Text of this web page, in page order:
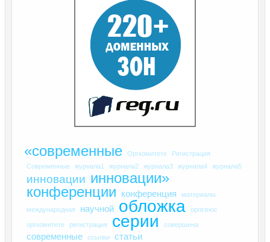
«современные Оргкомитете
Регистрация
Современные
журнала1 журнала2 журнала3 журнала4 журнала5
инновации инновации»
конференции
конференция материалы
международная научной обложка оргвзнос
оргкомитете регистрация серии совершена
современные ссылки статьи